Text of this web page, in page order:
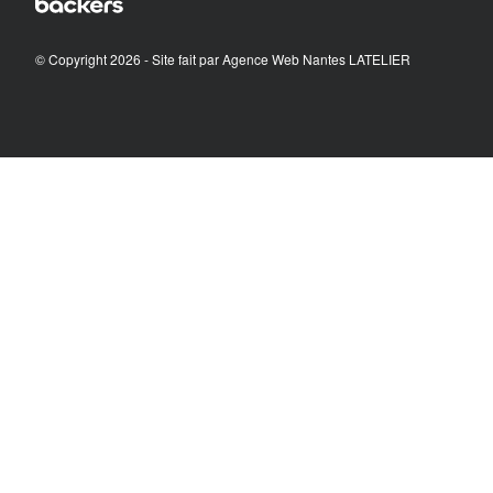
© Copyright 2026 - Site fait parAgence Web Nantes LATELIER